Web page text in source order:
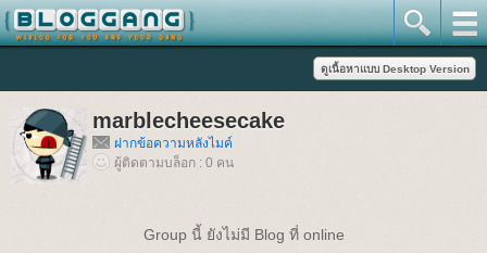
marblecheesecake
ฝากข้อความหลังไมค์
ผู้ติดตามบล็อก : 0 คน
Group นี้ ยังไม่มี Blog ที่ online